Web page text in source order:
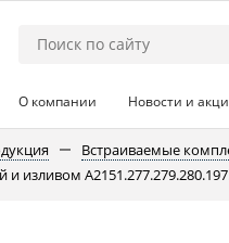
О компании Новости и
Встраиваемые
изливом